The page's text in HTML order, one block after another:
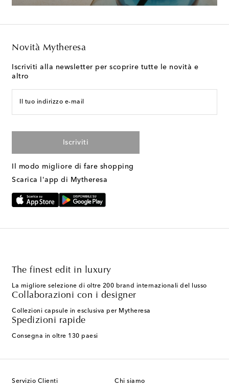
Novità Mytheresa
Iscriviti alla newsletter per scoprire tutte le novità e
altro
Il tuo indirizzo e-mail
Iscriviti
Il modo migliore di fare shopping
Scarica l'app di Mytheresa
The finest edit in luxury
La migliore selezione di oltre 200 brand internazionali del lusso
Collaborazioni con i designer
Collezioni capsule in esclusiva per Mytheresa
Spedizioni rapide
Consegna in oltre 130 paesi
Servizio Clienti Chi siamo